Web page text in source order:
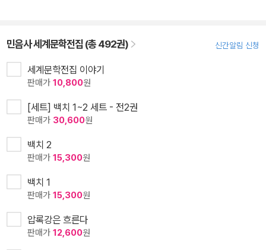
민음사 세계문학전집 (총 492권) 신간알림 신청
세계문학전집 이야기
판매가 10,800원
[세트] 백치 1~2 세트 - 전2권
판매가 30,600원
백치 2
판매가 15,300원
백치 1
판매가 15,300원
압록강은 흐른다
판매가 12,600원